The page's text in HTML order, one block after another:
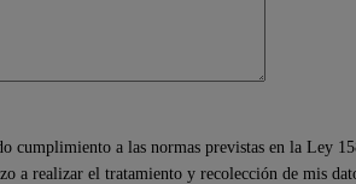
cumplimiento a las normas previstas en la Ley
a realizar el tratamiento y recolección de mis